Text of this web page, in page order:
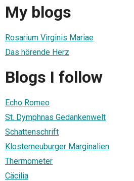
My blogs
Rosarium Virginis Mariae
Das hörende Herz
Blogs I follow
Echo Romeo
St. Dymphnas Gedankenwelt
Schattenschrift
Klosterneuburger Marginalien
Thermometer
Cäcilia